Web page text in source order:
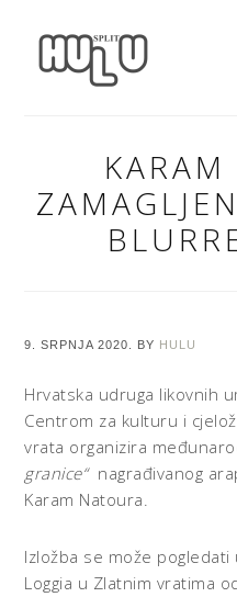
9. SRPNJA 2020. BY HULU
Hrvatska udruga likovnih
Centrom za kulturu i
vrata organizira
granice“nagrađivanog
Karam Natoura.
Izložba se može
Loggia u Zlatnim vratima